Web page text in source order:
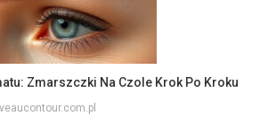
Zmarszczki Na Czole Krok Po Kroku